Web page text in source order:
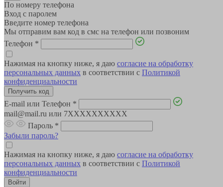
По номеру телефона
Вход с паролем
Введите номер телефона
Мы отправим вам код в смс на телефон или позвоним
Телефон *
Нажимая на кнопку ниже, я даю согласие на обработку
персональных данных в соответствии с Политикой
конфиденциальности
E-mail или Телефон *
mail@mail.ru или 7XXXXXXXXXX
Пароль *
Забыли пароль?
Нажимая на кнопку ниже, я даю согласие на обработку
персональных данных в соответствии с Политикой
конфиденциальности